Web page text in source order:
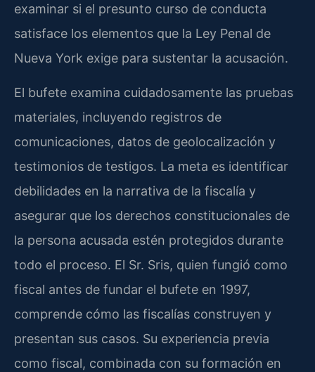
examinar si el presunto curso de conducta
satisface los elementos que la Ley Penal de
Nueva York exige para sustentar la acusación.
El bufete examina cuidadosamente las pruebas
materiales, incluyendo registros de
comunicaciones, datos de geolocalización y
testimonios de testigos. La meta es identificar
debilidades en la narrativa de la fiscalía y
asegurar que los derechos constitucionales de
la persona acusada estén protegidos durante
todo el proceso. El Sr. Sris, quien fungió como
fiscal antes de fundar el bufete en 1997,
comprende cómo las fiscalías construyen y
presentan sus casos. Su experiencia previa
como fiscal, combinada con su formación en